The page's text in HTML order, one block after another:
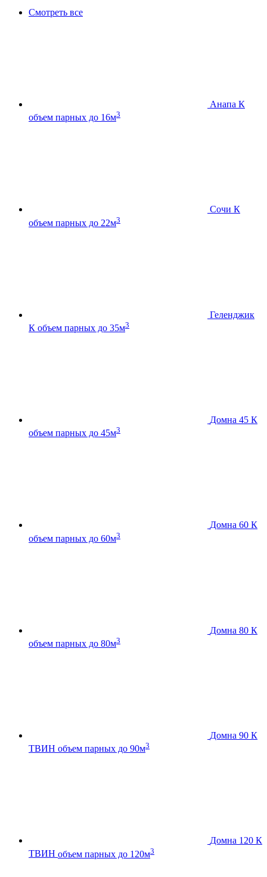
Смотреть все
Анапа К
объем парных до 16м3
Сочи К
объем парных до 22м3
Геленджик
К объем парных до 35м3
Домна 45 К
объем парных до 45м3
Домна 60 К
объем парных до 60м3
Домна 80 К
объем парных до 80м3
Домна 90 К
ТВИН объем парных до 90м3
Домна 120 К
ТВИН объем парных до 120м3